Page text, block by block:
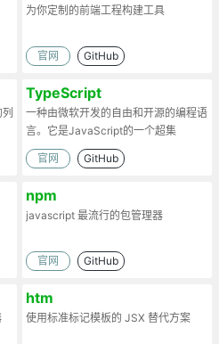
为你定制的前端工程构建工具
官网 GitHub
TypeScript
一种由微软开发的自由和开源的编程语
言。它是JavaScript的一个超集
官网 GitHub
npm
javascript 最流行的包管理器
官网 GitHub
htm
使用标准标记模板的 JSX 替代方案